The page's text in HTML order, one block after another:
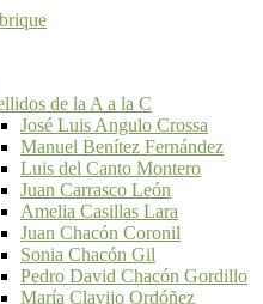
de la A a la C
José Luis Angulo Crossa
Manuel Benítez Fernández
Luis del Canto Montero
Juan Carrasco León
Amelia Casillas Lara
Juan Chacón Coronil
Sonia Chacón Gil
Pedro David Chacón Gordillo
María Clavijo Ordóñez